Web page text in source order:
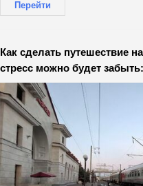
Перейти
Как сделать путешествие
стресс можно будет